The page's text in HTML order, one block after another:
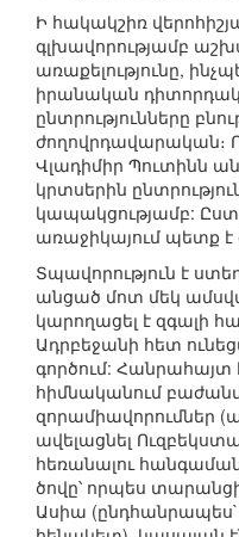
Ի հակակշիռ
գլխավորությամբ
առաքելությունը,
իրանական
ընտրությունները
Վլադիմիր Պուտինն
կրտսերին
կապակցությամբ: Ըստ
առաջիկայում պետք
Տպավորություն է
անցած մոտ մեկ
կարողացել է զգալի
Ադրբեջանի հետ
գործում: Հանրահայտ
հիմնականում
զորամիավորումներ
ավելացնել
հեռանալու
ծովը՝ որպես
Ասիա